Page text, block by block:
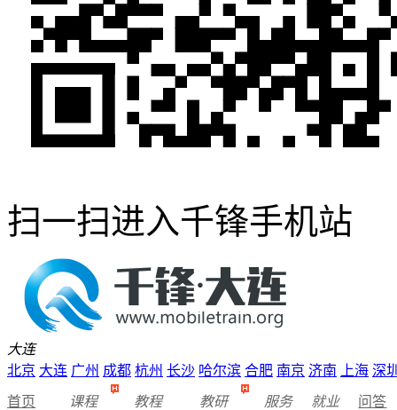
扫一扫进入千锋手机站
大连
北京 大连 广州 成都 杭州 长沙 哈尔滨 合肥 南京 济南 上海 深
首页 课程 教程 教研 服务 就业 问答